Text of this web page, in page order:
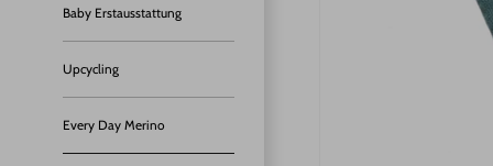
Baby Erstausstattung
Upcycling
Every Day Merino